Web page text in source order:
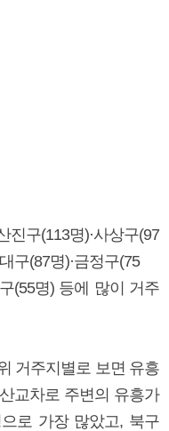
구(113명)·사상구(97
구(87명)·금정구(75
(55명) 등에 많이 거주
거주지별로 보면 유흥
교차로 주변의 유흥가
로 가장 많았고, 북구